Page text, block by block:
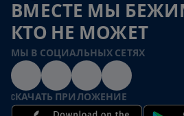
ВМЕСТЕ МЫ
КТО НЕ МОЖЕТ
МЫ В СОЦИАЛЬНЫХ СЕТЯХ
CКАЧАТЬ ПРИЛОЖЕНИЕ